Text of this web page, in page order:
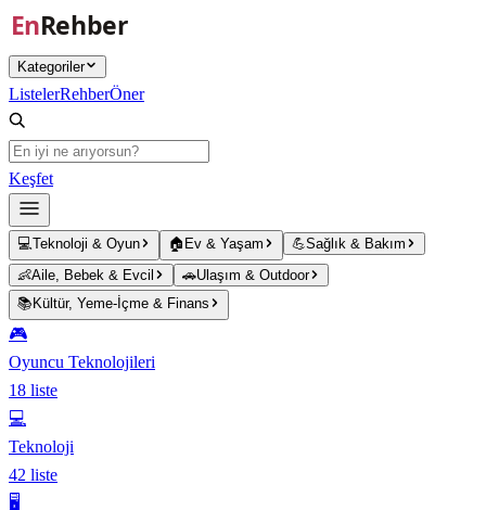
Ana içeriğe atla
Kategoriler
ListelerRehberÖner
Keşfet
💻Teknoloji & Oyun 🏠 Ev & Yaşam 💪Sağlık & Bakım
👶Aile, Bebek & Evcil 🚗Ulaşım & Outdoor
📚 Kültür, Yeme-İçme & Finans
🎮
Oyuncu Teknolojileri
18 liste
💻
Teknoloji
42 liste
🖥️